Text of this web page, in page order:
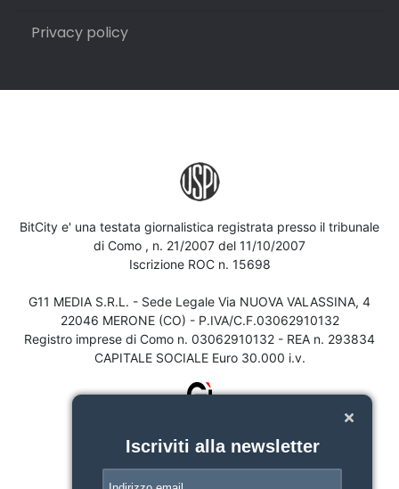
Privacy policy
BitCity e' una testata giornalistica registrata presso il tribunale
di Como , n. 21/2007 del 11/10/2007
Iscrizione ROC n. 15698
G11 MEDIA S.R.L. - Sede Legale Via NUOVA VALASSINA, 4
22046 MERONE (CO) - P.IVA/C.F.03062910132
Registro imprese di Como n. 03062910132 - REA n. 293834
CAPITALE SOCIALE Euro 30.000 i.v.
Iscriviti alla newsletter